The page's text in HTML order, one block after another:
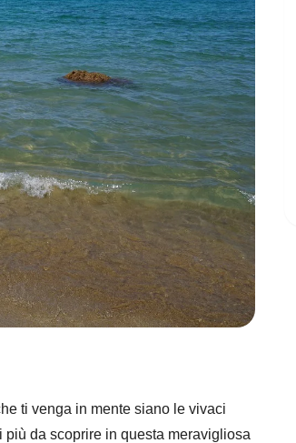
ti venga in mente siano le vivaci
da scoprire in questa meravigliosa